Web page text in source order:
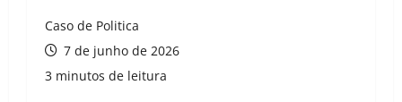
Caso de Politica
7 de junho de 2026
3 minutos de leitura